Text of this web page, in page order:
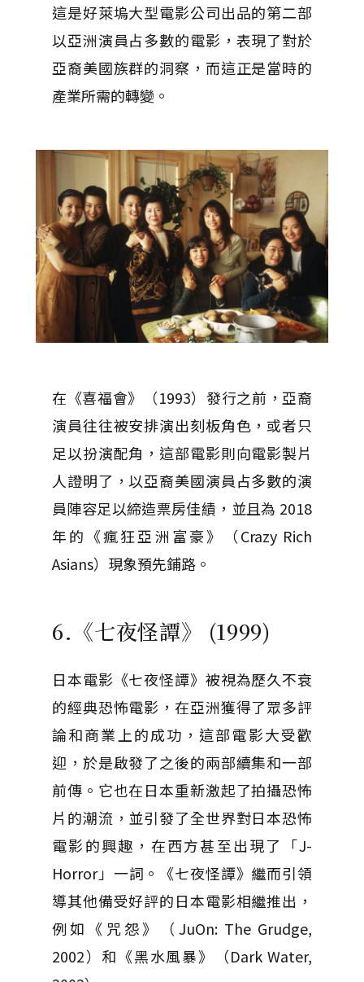
這是好萊塢大型電影公司出品的第二部
以亞洲演員占多數的電影，表現了對於
亞裔美國族群的洞察，而這正是當時的
產業所需的轉變。
在《喜福會》（1993）發行之前，亞裔
演員往往被安排演出刻板角色，或者只
足以扮演配角，這部電影則向電影製片
人證明了，以亞裔美國演員占多數的演
員陣容足以締造票房佳績，並且為 2018
年的《瘋狂亞洲富豪》（Crazy Rich
Asians）現象預先鋪路。
6.《七夜怪譚》 (1999)
日本電影《七夜怪譚》被視為歷久不衰
的經典恐怖電影，在亞洲獲得了眾多評
論和商業上的成功，這部電影大受歡
迎，於是啟發了之後的兩部續集和一部
前傳。它也在日本重新激起了拍攝恐怖
片的潮流，並引發了全世界對日本恐怖
電影的興趣，在西方甚至出現了「J-
Horror」一詞。《七夜怪譚》繼而引領
導其他備受好評的日本電影相繼推出，
例如《咒怨》（JuOn: The Grudge,
2002）和《黑水風暴》（Dark Water,